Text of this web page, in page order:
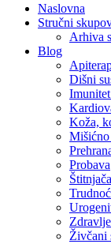
Naslovna
Stručni
Arhiva
Blog
Dišni
Koža,
Mišićno
Probava
Štitnjača
Živčani